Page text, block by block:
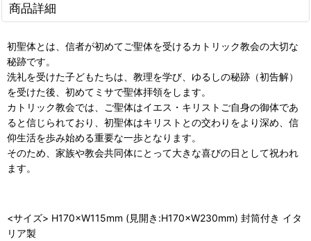
商品詳細
初聖体とは、信者が初めてご聖体を受けるカトリック教会の大切な
秘跡です。
洗礼を受けた子どもたちは、教理を学び、ゆるしの秘跡（初告解）
を受けた後、初めてミサで聖体拝領をします。
カトリック教会では、ご聖体はイエス・キリストご自身の御体であ
ると信じられており、初聖体はキリストとの交わりをより深め、信
仰生活を歩み始める重要な一歩となります。
そのため、家族や教会共同体にとって大きな喜びの日として祝われ
ます。
<サイズ> H170×W115mm (見開き:H170×W230mm) 封筒付き イタ
リア製